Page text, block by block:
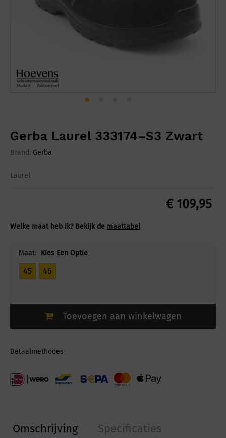
Gerba Laurel 333174–S3 Zwart
Brand: Gerba
Laurel
€109,95
Welke maat heb ik? Bekijk de maattabel
Maat: Kies Een Optie
45 46
Toevoegen aan winkelwagen
Betaalmethodes
Omschrijving Specificaties